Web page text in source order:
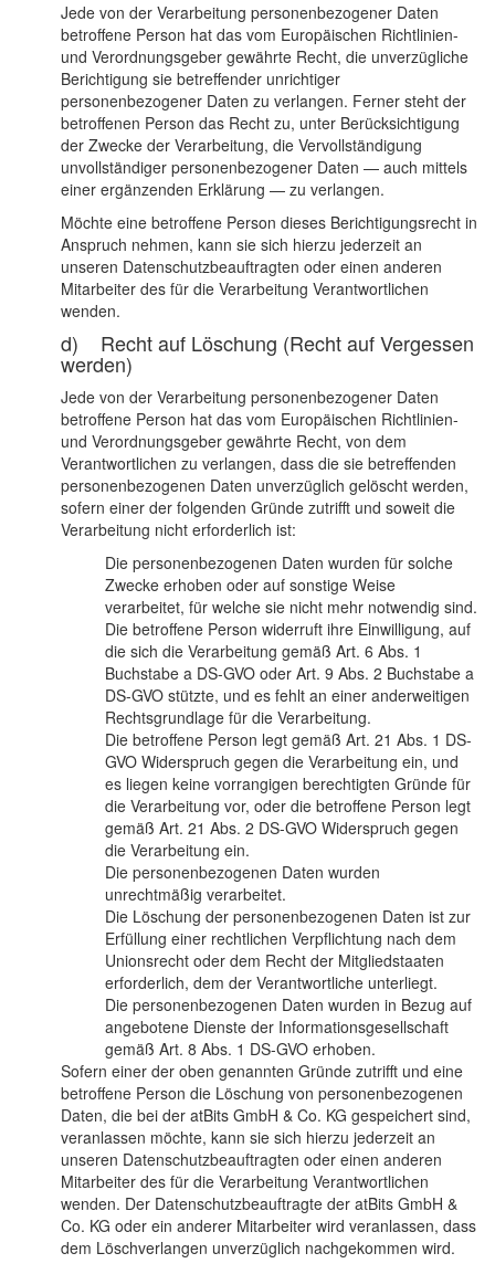
Jede von der Verarbeitung personenbezogener Daten
betroffene Person hat das vom Europäischen Richtlinien-
und Verordnungsgeber gewährte Recht, die unverzügliche
Berichtigung sie betreffender unrichtiger
personenbezogener Daten zu verlangen. Ferner steht der
betroffenen Person das Recht zu, unter Berücksichtigung
der Zwecke der Verarbeitung, die Vervollständigung
unvollständiger personenbezogener Daten — auch mittels
einer ergänzenden Erklärung — zu verlangen.
Möchte eine betroffene Person dieses Berichtigungsrecht in
Anspruch nehmen, kann sie sich hierzu jederzeit an
unseren Datenschutzbeauftragten oder einen anderen
Mitarbeiter des für die Verarbeitung Verantwortlichen
wenden.
d) Recht auf Löschung (Recht auf Vergessen
werden)
Jede von der Verarbeitung personenbezogener Daten
betroffene Person hat das vom Europäischen Richtlinien-
und Verordnungsgeber gewährte Recht, von dem
Verantwortlichen zu verlangen, dass die sie betreffenden
personenbezogenen Daten unverzüglich gelöscht werden,
sofern einer der folgenden Gründe zutrifft und soweit die
Verarbeitung nicht erforderlich ist:
Die personenbezogenen Daten wurden für solche
Zwecke erhoben oder auf sonstige Weise
verarbeitet, für welche sie nicht mehr notwendig sind.
Die betroffene Person widerruft ihre Einwilligung, auf
die sich die Verarbeitung gemäß Art. 6 Abs. 1
Buchstabe a DS-GVO oder Art. 9 Abs. 2 Buchstabe a
DS-GVO stützte, und es fehlt an einer anderweitigen
Rechtsgrundlage für die Verarbeitung.
Die betroffene Person legt gemäß Art. 21 Abs. 1 DS-
GVO Widerspruch gegen die Verarbeitung ein, und
es liegen keine vorrangigen berechtigten Gründe für
die Verarbeitung vor, oder die betroffene Person legt
gemäß Art. 21 Abs. 2 DS-GVO Widerspruch gegen
die Verarbeitung ein.
Die personenbezogenen Daten wurden
unrechtmäßig verarbeitet.
Die Löschung der personenbezogenen Daten ist zur
Erfüllung einer rechtlichen Verpflichtung nach dem
Unionsrecht oder dem Recht der Mitgliedstaaten
erforderlich, dem der Verantwortliche unterliegt.
Die personenbezogenen Daten wurden in Bezug auf
angebotene Dienste der Informationsgesellschaft
gemäß Art. 8 Abs. 1 DS-GVO erhoben.
Sofern einer der oben genannten Gründe zutrifft und eine
betroffene Person die Löschung von personenbezogenen
Daten, die bei der atBits GmbH & Co. KG gespeichert sind,
veranlassen möchte, kann sie sich hierzu jederzeit an
unseren Datenschutzbeauftragten oder einen anderen
Mitarbeiter des für die Verarbeitung Verantwortlichen
wenden. Der Datenschutzbeauftragte der atBits GmbH &
Co. KG oder ein anderer Mitarbeiter wird veranlassen, dass
dem Löschverlangen unverzüglich nachgekommen wird.